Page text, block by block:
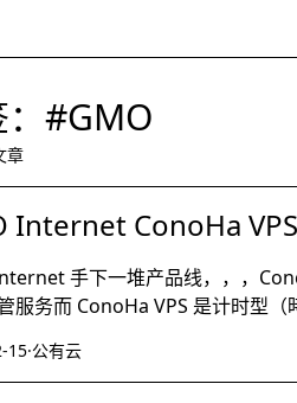
#GMO
章
Internet ConoHa
手下一堆产品线，，，
服务而 ConoHa VPS 是计时型（
15·公有云